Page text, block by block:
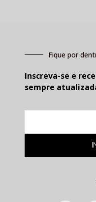
Fique por
Inscreva-se e
sempre